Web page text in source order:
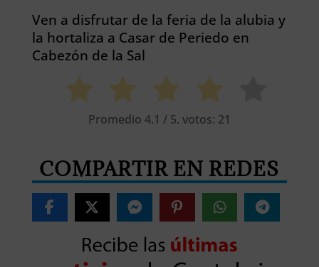
Ven a disfrutar de la feria de la alubia y
la hortaliza a Casar de Periedo en
Cabezón de la Sal
Promedio 4.1 / 5. votos: 21
COMPARTIR EN REDES